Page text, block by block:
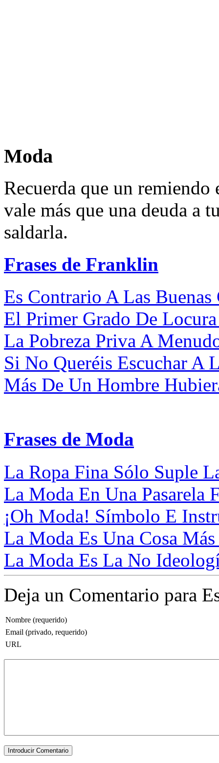
Moda
Recuerda que un
vale más que una deuda a
saldarla.
Frases de Franklin
Es Contrario A Las
El Primer Grado De
La Pobreza Priva A
Si No Queréis Escuchar A
Más De Un Hombre
Frases de Moda
La Ropa Fina Sólo Suple
La Moda En Una Pasarela
¡Oh Moda! Símbolo E
La Moda Es Una Cosa
La Moda Es La No
Deja un Comentario para
Nombre (requerido)
Email (privado, requerido)
URL